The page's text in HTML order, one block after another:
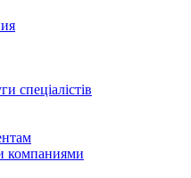
спеціалістів
компаниями